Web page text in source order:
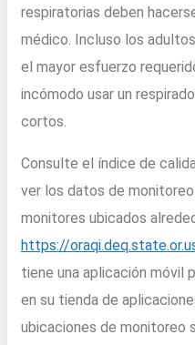
respiratorias deben
médico. Incluso los
el mayor esfuerzo
incómodo usar un
cortos.
Consulte el índice de
ver los datos de
monitores ubicados
https://
tiene una aplicación móvil
en su tienda de
ubicaciones de monitoreo